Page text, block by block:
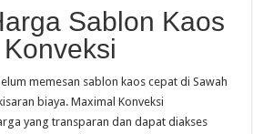
Sablon Kaos
memesan sablon kaos cepat di Sawah
biaya. Maximal Konveksi
yang transparan dan dapat diakses